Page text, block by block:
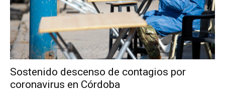
Sostenido descenso de contagios por
coronavirus en Córdoba